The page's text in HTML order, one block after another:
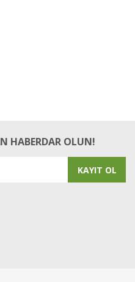
HABERDAR OLUN!
KAYIT OL